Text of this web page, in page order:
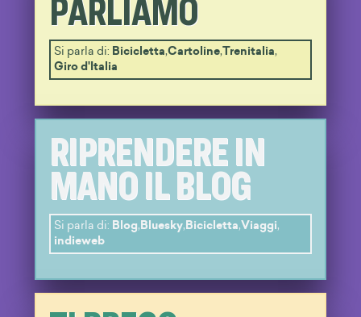
PARLIAMO
Si parla di: Bicicletta,Cartoline,Trenitalia,
Giro d'Italia
RIPRENDERE IN
MANO IL BLOG
Si parla di: Blog,Bluesky,Bicicletta,Viaggi,
indieweb